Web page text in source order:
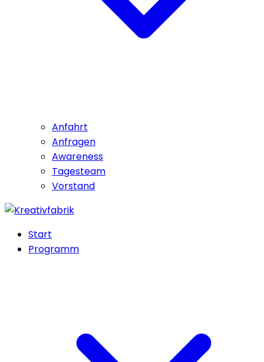
Anfahrt
Anfragen
Awareness
Tagesteam
Vorstand
Start
Programm